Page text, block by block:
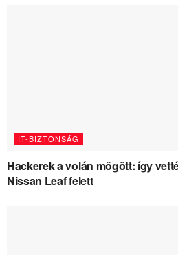
IT-BIZTONSÁG
Hackerek a volán mögött: így
Nissan Leaf felett